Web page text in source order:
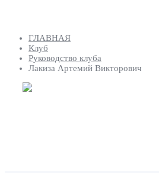
ГЛАВНАЯ
Клуб
Руководство клуба
Лакиза Артемий Викторович